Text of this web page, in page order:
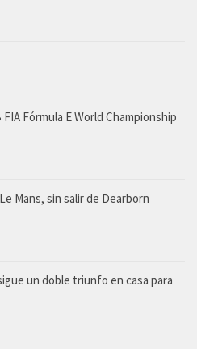
Fórmula E World Championship
Mans, sin salir de Dearborn
un doble triunfo en casa para